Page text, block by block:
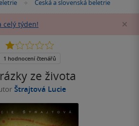
»
Česká a slovenská beletrie
celý týden!
ze života
Štrajtová Lucie
1.0
5
1 hodnocení čtenářů